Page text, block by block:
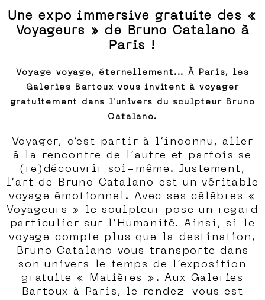
Une expo immersive gratuite des «
Voyageurs » de Bruno Catalano à
Paris !
Voyage voyage, éternellement... À Paris, les
Galeries Bartoux vous invitent à voyager
gratuitement dans l'univers du sculpteur Bruno
Catalano.
Voyager, c’est partir à l’inconnu, aller
à la rencontre de l’autre et parfois se
(re)découvrir soi-même. Justement,
l’art de Bruno Catalano est un véritable
voyage émotionnel. Avec ses célèbres «
Voyageurs » le sculpteur pose un regard
particulier sur l’Humanité. Ainsi, si le
voyage compte plus que la destination,
Bruno Catalano vous transporte dans
son univers le temps de l’exposition
gratuite « Matières ». Aux Galeries
Bartoux à Paris, le rendez-vous est